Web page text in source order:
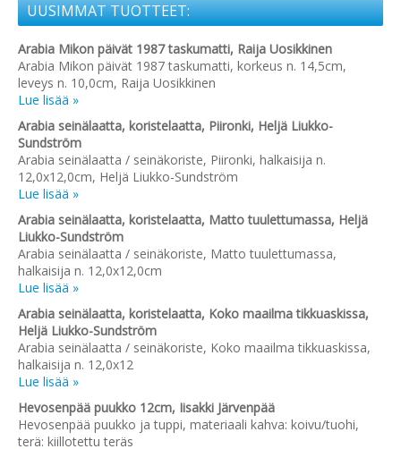
UUSIMMAT TUOTTEET:
Arabia Mikon päivät 1987 taskumatti, Raija Uosikkinen
Arabia Mikon päivät 1987 taskumatti, korkeus n. 14,5cm,
leveys n. 10,0cm, Raija Uosikkinen
Lue lisää »
Arabia seinälaatta, koristelaatta, Piironki, Heljä Liukko-
Sundström
Arabia seinälaatta / seinäkoriste, Piironki, halkaisija n.
12,0x12,0cm, Heljä Liukko-Sundström
Lue lisää »
Arabia seinälaatta, koristelaatta, Matto tuulettumassa, Heljä
Liukko-Sundström
Arabia seinälaatta / seinäkoriste, Matto tuulettumassa,
halkaisija n. 12,0x12,0cm
Lue lisää »
Arabia seinälaatta, koristelaatta, Koko maailma tikkuaskissa,
Heljä Liukko-Sundström
Arabia seinälaatta / seinäkoriste, Koko maailma tikkuaskissa,
halkaisija n. 12,0x12
Lue lisää »
Hevosenpää puukko 12cm, Iisakki Järvenpää
Hevosenpää puukko ja tuppi, materiaali kahva: koivu/tuohi,
terä: kiillotettu teräs